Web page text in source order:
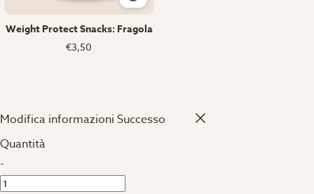
Weight Protect Snacks: Fragola
€3,50
Modifica informazioni Successo
Quantità
-